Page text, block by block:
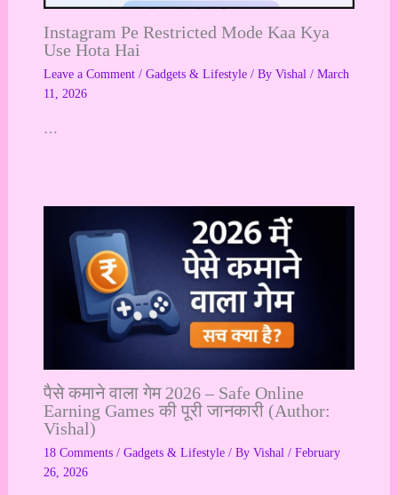
Instagram Pe Restricted Mode Kaa Kya
Use Hota Hai
Leave a Comment / Gadgets & Lifestyle/ By Vishal / March
11, 2026
…
पैसे कमाने वाला गेम 2026 – Safe Online
Earning Games की पूरी जानकारी (Author:
Vishal)
18 Comments / Gadgets & Lifestyle/ By Vishal / February
26, 2026